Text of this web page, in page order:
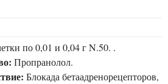
по 0,01 и 0,04 г N.50. .
Пропранолол.
Блокада бетаадренорецепторов,